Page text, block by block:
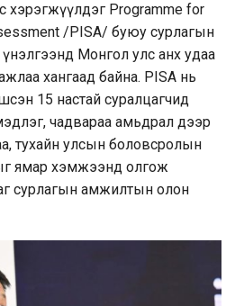
хэрэгжүүлдэг Programme for
/PISA/ буюу сурлагын
Монгол улс анх удаа
хангаад байна. PISA нь
15 настай суралцагчид
чадвараа амьдрал дээр
тухайн улсын боловсролын
ямар хэмжээнд олгож
сурлагын амжилтын олон